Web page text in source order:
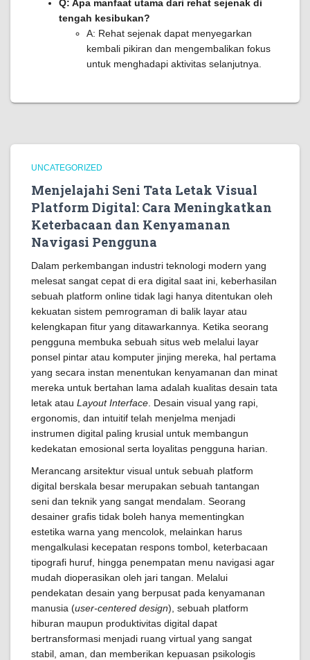
Q: Apa manfaat utama dari rehat sejenak di
tengah kesibukan?
A: Rehat sejenak dapat menyegarkan
kembali pikiran dan mengembalikan fokus
untuk menghadapi aktivitas selanjutnya.
UNCATEGORIZED
Menjelajahi Seni Tata Letak Visual
Platform Digital: Cara Meningkatkan
Keterbacaan dan Kenyamanan
Navigasi Pengguna
Dalam perkembangan industri teknologi modern yang
melesat sangat cepat di era digital saat ini, keberhasilan
sebuah platform online tidak lagi hanya ditentukan oleh
kekuatan sistem pemrograman di balik layar atau
kelengkapan fitur yang ditawarkannya. Ketika seorang
pengguna membuka sebuah situs web melalui layar
ponsel pintar atau komputer jinjing mereka, hal pertama
yang secara instan menentukan kenyamanan dan minat
mereka untuk bertahan lama adalah kualitas desain tata
letak atau Layout Interface . Desain visual yang rapi,
ergonomis, dan intuitif telah menjelma menjadi
instrumen digital paling krusial untuk membangun
kedekatan emosional serta loyalitas pengguna harian.
Merancang arsitektur visual untuk sebuah platform
digital berskala besar merupakan sebuah tantangan
seni dan teknik yang sangat mendalam. Seorang
desainer grafis tidak boleh hanya mementingkan
estetika warna yang mencolok, melainkan harus
mengalkulasi kecepatan respons tombol, keterbacaan
tipografi huruf, hingga penempatan menu navigasi agar
mudah dioperasikan oleh jari tangan. Melalui
pendekatan desain yang berpusat pada kenyamanan
manusia (user-centered design), sebuah platform
hiburan maupun produktivitas digital dapat
bertransformasi menjadi ruang virtual yang sangat
stabil, aman, dan memberikan kepuasan psikologis